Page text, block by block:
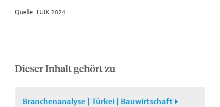
Quelle: TÜİK 2024
Dieser Inhalt gehört zu
Branchenanalyse | Türkei | Bauwirtschaft